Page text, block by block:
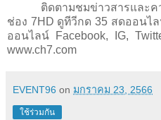
ติดตามชมข่าวสารและ
ช่อง 7HD ดูทีวีกด 35 สดออนไ
ออนไลน์
Facebook, IG,
www.ch7.com
EVENT96 on มกราคม 23, 2566
ใช้ร่วมกัน